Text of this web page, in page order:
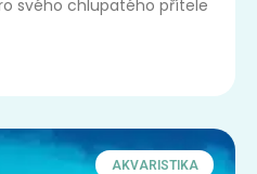
svého chlupatého přítele
AKVARISTIKA